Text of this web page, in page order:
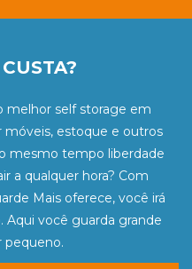
melhor self storage em
móveis, estoque e outros
mesmo tempo liberdade
a qualquer hora? Com
Mais oferece, você irá
Aqui você guarda grande
pequeno.